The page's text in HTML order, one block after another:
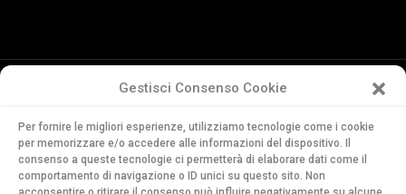
Gestisci Consenso Cookie
Per fornire le migliori esperienze, utilizziamo tecnologie come i cookie
per memorizzare e/o accedere alle informazioni del dispositivo. Il
consenso a queste tecnologie ci permetterà di elaborare dati come il
comportamento di navigazione o ID unici su questo sito. Non
della Svizzera Italiana
Via Soldino 9
CH-6900 Lugano